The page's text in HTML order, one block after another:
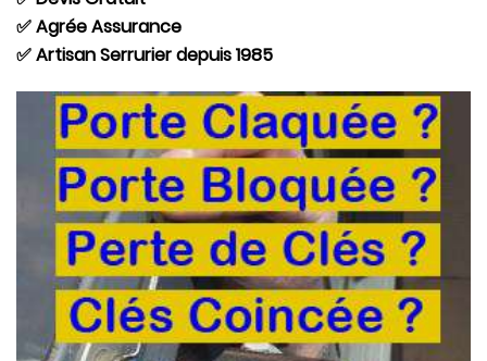
✅ Agrée Assurance
✅ Artisan Serrurier depuis 1985